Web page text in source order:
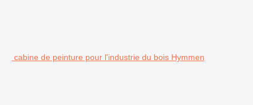
cabine de peinture pour l'industrie du bois Hymmen